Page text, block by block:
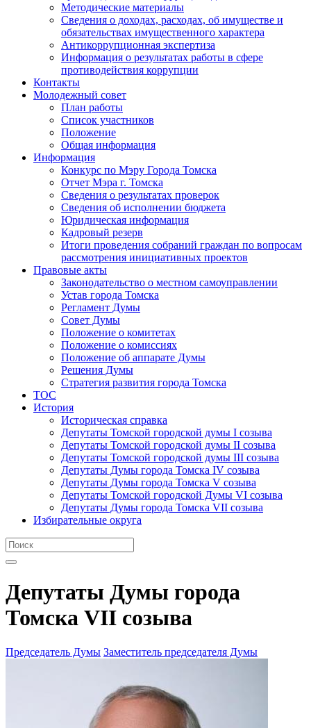
Методические материалы
Сведения о доходах, расходах, об имуществе и
обязательствах имущественного характера
Антикоррупционная экспертиза
Информация о результатах работы в сфере
противодействия коррупции
Контакты
Молодежный совет
План работы
Список участников
Положение
Общая информация
Информация
Конкурс по Мэру Города Томска
Отчет Мэра г. Томска
Сведения о результатах проверок
Сведения об исполнении бюджета
Юридическая информация
Кадровый резерв
Итоги проведения собраний граждан по вопросам
рассмотрения инициативных проектов
Правовые акты
Законодательство о местном самоуправлении
Устав города Томска
Регламент Думы
Совет Думы
Положение о комитетах
Положение о комиссиях
Положение об аппарате Думы
Решения Думы
Стратегия развития города Томска
ТОС
История
Историческая справка
Депутаты Томской городской думы I созыва
Депутаты Томской городской думы II созыва
Депутаты Томской городской думы III созыва
Депутаты Думы города Томска IV созыва
Депутаты Думы города Томска V созыва
Депутаты Томской городской Думы VI созыва
Депутаты Думы города Томска VII созыва
Избирательные округа
Депутаты Думы города
Томска VII созыва
Председатель Думы Заместитель председателя Думы